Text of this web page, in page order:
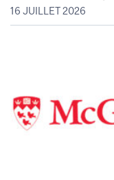
16 JUILLET 2026